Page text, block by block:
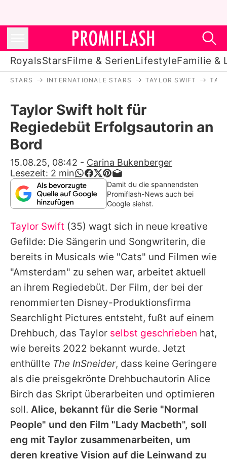
RoyalsStarsFilme & SerienLifestyleFamilie &
Stars
Filme & Serien
Lifestyle
Familie & Liebe
Promiflash Exklusiv
Alle Themen auf Promiflash
Jobs
App runterladen
Team
Redaktionelle Richtlinien
Impressum
Datenschutzerklärung
Nutzungsbedingungen
Utiq verwalten
STARS INTERNATIONALE STARS TAYLOR SWIFT
Taylor Swift holt für
Regiedebüt Erfolgsautorin an
Bord
15.08.25, 08:42 - Carina Bukenberger
Lesezeit: 2 min
Damit du die spannendsten
Promiflash-News auch bei
Google siehst.
Taylor Swift (35) wagt sich in neue kreative
Gefilde: Die Sängerin und Songwriterin, die
bereits in Musicals wie "Cats" und Filmen wie
"Amsterdam" zu sehen war, arbeitet aktuell
an ihrem Regiedebüt. Der Film, der bei der
renommierten Disney-Produktionsfirma
Searchlight Pictures entsteht, fußt auf einem
Drehbuch, das Taylor selbst geschrieben hat,
wie bereits 2022 bekannt wurde. Jetzt
enthüllte The InSneider, dass keine Geringere
als die preisgekrönte Drehbuchautorin Alice
Birch das Skript überarbeiten und optimieren
soll. Alice, bekannt für die Serie "Normal
People" und den Film "Lady Macbeth", soll
eng mit Taylor zusammenarbeiten, um
deren kreative Vision auf die Leinwand zu